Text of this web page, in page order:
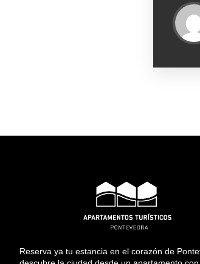
Reserva ya tu estancia en el corazón de